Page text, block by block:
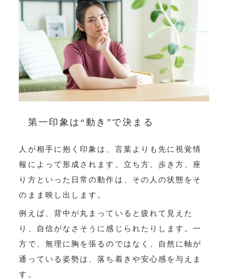
第一印象は“動き”で決まる
人が相手に抱く印象は、言葉よりも先に視覚情
報によって形成されます。立ち方、歩き方、座
り方といった日常の動作は、その人の状態をそ
のまま映し出します。
例えば、背中が丸まっていると疲れて見えた
り、自信がなさそうに感じられたりします。一
方で、無理に胸を張るのではなく、自然に軸が
通っている姿勢は、落ち着きや安心感を与えま
す。